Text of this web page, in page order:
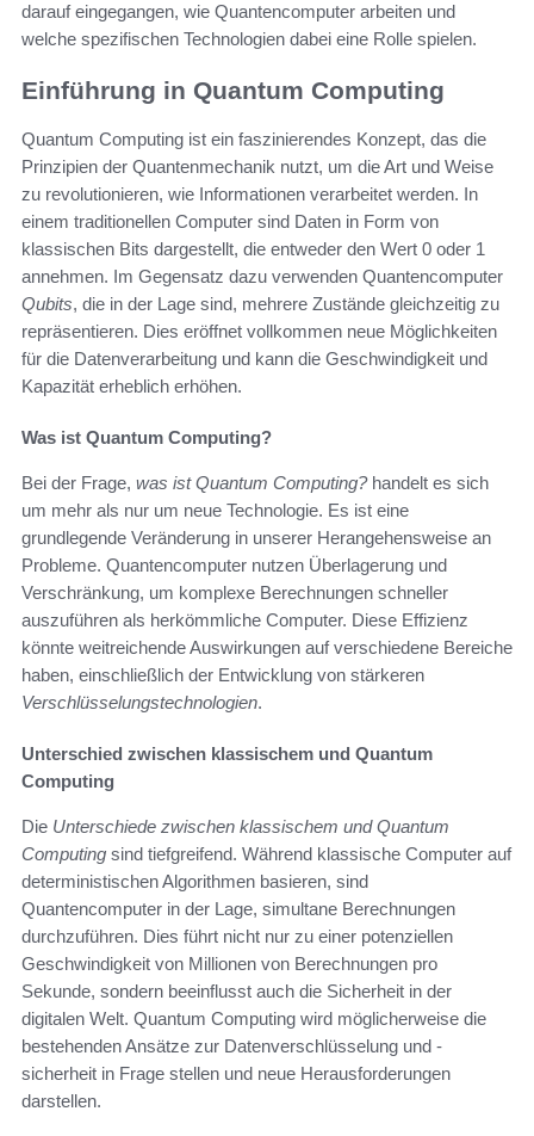
darauf eingegangen, wie Quantencomputer arbeiten und
welche spezifischen Technologien dabei eine Rolle spielen.
Einführung in Quantum Computing
Quantum Computing ist ein faszinierendes Konzept, das die
Prinzipien der Quantenmechanik nutzt, um die Art und Weise
zu revolutionieren, wie Informationen verarbeitet werden. In
einem traditionellen Computer sind Daten in Form von
klassischen Bits dargestellt, die entweder den Wert 0 oder 1
annehmen. Im Gegensatz dazu verwenden Quantencomputer
Qubits, die in der Lage sind, mehrere Zustände gleichzeitig zu
repräsentieren. Dies eröffnet vollkommen neue Möglichkeiten
für die Datenverarbeitung und kann die Geschwindigkeit und
Kapazität erheblich erhöhen.
Was ist Quantum Computing?
Bei der Frage, was ist Quantum Computing?handelt es sich
um mehr als nur um neue Technologie. Es ist eine
grundlegende Veränderung in unserer Herangehensweise an
Probleme. Quantencomputer nutzen Überlagerung und
Verschränkung, um komplexe Berechnungen schneller
auszuführen als herkömmliche Computer. Diese Effizienz
könnte weitreichende Auswirkungen auf verschiedene Bereiche
haben, einschließlich der Entwicklung von stärkeren
Verschlüsselungstechnologien.
Unterschied zwischen klassischem und Quantum
Computing
Die Unterschiede zwischen klassischem und Quantum
Computing sind tiefgreifend. Während klassische Computer auf
deterministischen Algorithmen basieren, sind
Quantencomputer in der Lage, simultane Berechnungen
durchzuführen. Dies führt nicht nur zu einer potenziellen
Geschwindigkeit von Millionen von Berechnungen pro
Sekunde, sondern beeinflusst auch die Sicherheit in der
digitalen Welt. Quantum Computing wird möglicherweise die
bestehenden Ansätze zur Datenverschlüsselung und -
sicherheit in Frage stellen und neue Herausforderungen
darstellen.